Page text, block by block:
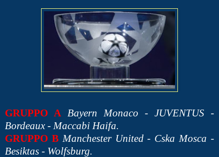
GRUPPO A
Bayern Monaco - JUVENTUS -
Bordeaux - Maccabi Haifa.
GRUPPO B Manchester United - Cska Mosca -
Besiktas - Wolfsburg.